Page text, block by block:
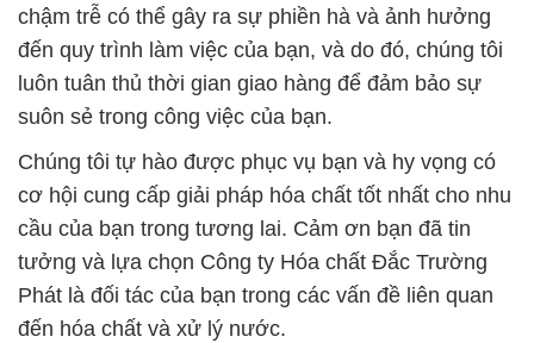
chậm trễ có thể gây ra sự phiền hà và ảnh hưởng
đến quy trình làm việc của bạn, và do đó, chúng tôi
luôn tuân thủ thời gian giao hàng để đảm bảo sự
suôn sẻ trong công việc của bạn.
Chúng tôi tự hào được phục vụ bạn và hy vọng có
cơ hội cung cấp giải pháp hóa chất tốt nhất cho nhu
cầu của bạn trong tương lai. Cảm ơn bạn đã tin
tưởng và lựa chọn Công ty Hóa chất Đắc Trường
Phát là đối tác của bạn trong các vấn đề liên quan
đến hóa chất và xử lý nước.